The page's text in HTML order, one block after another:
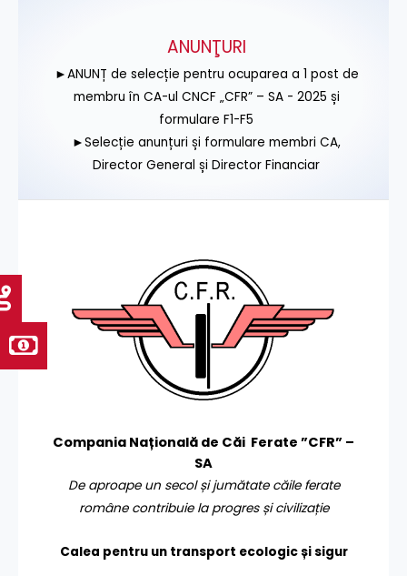
ANUNŢURI
►ANUNȚ de selecție pentru ocuparea a 1 post de
membru în CA-ul CNCF „CFR” – SA - 2025 și
formulare F1-F5
►Selecție anunțuri și formulare membri CA,
Director General și Director Financiar
Compania Națională de Căi Ferate ”CFR” –
SA
De aproape un secol și jumătate căile ferate
române contribuie la progres și civilizație
Calea pentru un transport ecologic și sigur